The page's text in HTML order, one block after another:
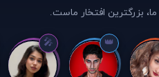
بزرگترین افتخار ماست.